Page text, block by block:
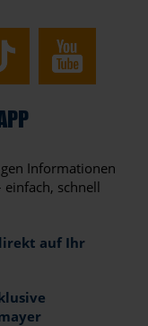
Informationen
schnell
auf Ihr